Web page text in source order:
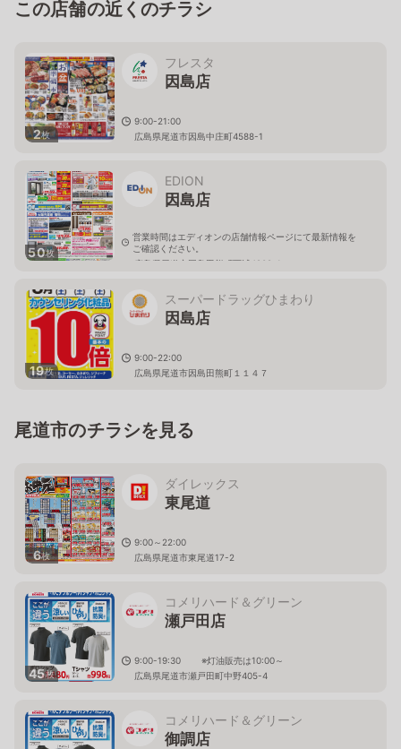
この店舗の近くのチラシ
2枚
フレスタ
因島店
9:00-21:00
広島県尾道市因島中庄町4588-1
50枚
EDION
因島店
営業時間はエディオンの店舗情報ページにて最新情報を
ご確認ください。
広島県尾道市因島田熊町西浦4908-1
19枚
スーパードラッグひまわり
因島店
9:00-22:00
広島県尾道市因島田熊町１１４７
尾道市のチラシを見る
6枚
ダイレックス
東尾道
9:00～22:00
広島県尾道市東尾道17-2
45枚
コメリハード＆グリーン
瀬戸田店
9:00-19:30 ※灯油販売は10:00～
広島県尾道市瀬戸田町中野405-4
コメリハード＆グリーン
御調店